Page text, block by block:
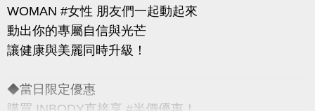
WOMAN #女性 朋友們一起動起來
動出你的專屬自信與光芒
讓健康與美麗同時升級！
◆當日限定優惠